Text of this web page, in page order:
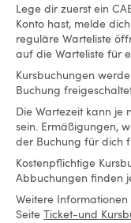
Lege dir zuerst ein
Konto hast, melde
reguläre Warteliste
auf die Warteliste für
Kursbuchungen
Buchung
Die Wartezeit kann je
sein. Ermäßigungen,
der Buchung für dich
Kostenpflichtige
Abbuchungen finden
Weitere
Seite Ticket-und